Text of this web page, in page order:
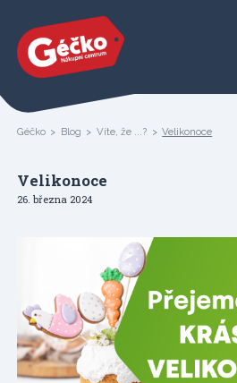
Géčko Blog Víte, že ...? Velikonoce
Velikonoce
26. března 2024